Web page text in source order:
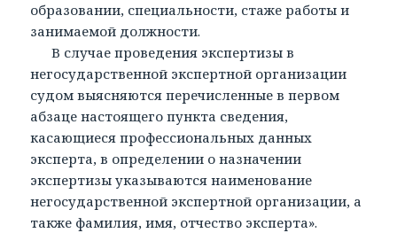
образовании, специальности, стаже работы и
занимаемой должности.
В случае проведения экспертизы в
негосударственной экспертной организации
судом выясняются перечисленные в первом
абзаце настоящего пункта сведения,
касающиеся профессиональных данных
эксперта, в определении о назначении
экспертизы указываются наименование
негосударственной экспертной организации, а
также фамилия, имя, отчество эксперта».